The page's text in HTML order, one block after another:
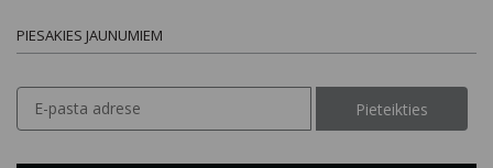
PIESAKIES JAUNUMIEM
Pieteikties